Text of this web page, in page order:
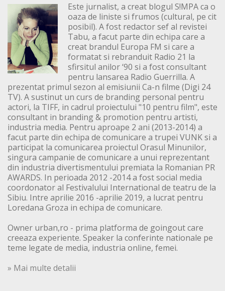
Este jurnalist, a creat blogul S!MPA ca o
oaza de liniste si frumos (cultural, pe cit
posibil). A fost redactor sef al revistei
Tabu, a facut parte din echipa care a
creat brandul Europa FM si care a
formatat si rebranduit Radio 21 la
sfirsitul anilor ‘90 si a fost consultant
pentru lansarea Radio Guerrilla. A
prezentat primul sezon al emisiunii Ca-n filme (Digi 24
TV). A sustinut un curs de branding personal pentru
actori, la TIFF, in cadrul proiectului "10 pentru film", este
consultant in branding & promotion pentru artisti,
industria media. Pentru aproape 2 ani (2013-2014) a
facut parte din echipa de comunicare a trupei VUNK si a
participat la comunicarea proiectul Orasul Minunilor,
singura campanie de comunicare a unui reprezentant
din industria divertismentului premiata la Romanian PR
AWARDS. In perioada 2012 -2014 a fost social media
coordonator al Festivalului International de teatru de la
Sibiu. Intre aprilie 2016 -aprilie 2019, a lucrat pentru
Loredana Groza in echipa de comunicare.
Owner urban,ro - prima platforma de goingout care
creeaza experiente. Speaker la conferinte nationale pe
teme legate de media, industria online, femei.
» Mai multe detalii